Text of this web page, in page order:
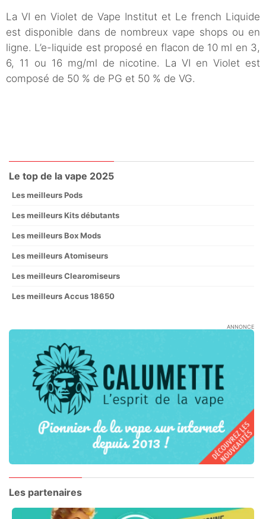
La VI en Violet de Vape Institut et Le french Liquide
est disponible dans de nombreux vape shops ou en
ligne. L’e-liquide est proposé en flacon de 10 ml en 3,
6, 11 ou 16 mg/ml de nicotine. La VI en Violet est
composé de 50 % de PG et 50 % de VG.
Le top de la vape 2025
Les meilleurs Pods
Les meilleurs Kits débutants
Les meilleurs Box Mods
Les meilleurs Atomiseurs
Les meilleurs Clearomiseurs
Les meilleurs Accus 18650
ANNONCE
Les partenaires